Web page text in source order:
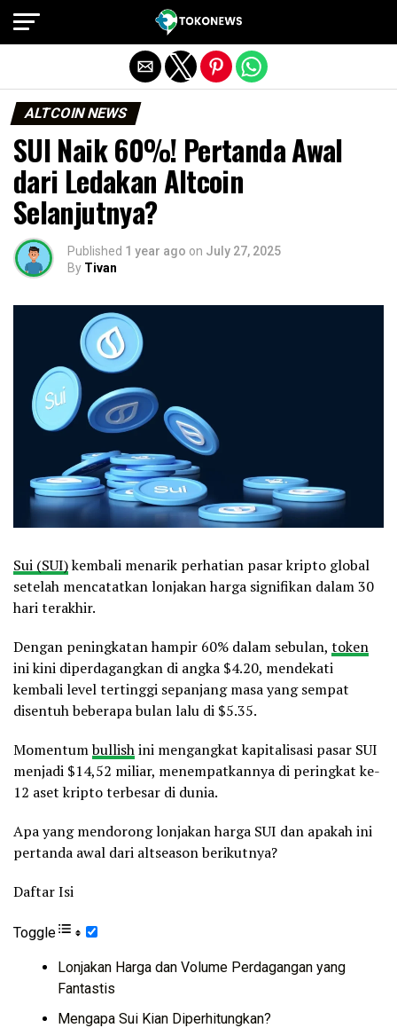
ALTCOIN NEWS
SUI Naik 60%! Pertanda Awal
dari Ledakan Altcoin
Selanjutnya?
Published 1 year ago on July 27, 2025
By Tivan
Sui (SUI)kembali menarik perhatian pasar kripto global
setelah mencatatkan lonjakan harga signifikan dalam 30
hari terakhir.
Dengan peningkatan hampir 60% dalam sebulan, token
ini kini diperdagangkan di angka $4.20, mendekati
kembali level tertinggi sepanjang masa yang sempat
disentuh beberapa bulan lalu di $5.35.
Momentumbullishini mengangkat kapitalisasi pasar SUI
menjadi $14,52 miliar, menempatkannya di peringkat ke-
12 aset kripto terbesar di dunia.
Apa yang mendorong lonjakan harga SUI dan apakah ini
pertanda awal dari altseason berikutnya?
Daftar Isi
Toggle
Lonjakan Harga dan Volume Perdagangan yang
Fantastis
Mengapa Sui Kian Diperhitungkan?
Exit mobile version